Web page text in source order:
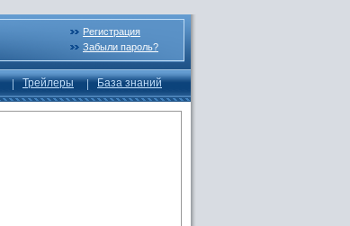
Регистрация
Забыли пароль?
Трейлеры База знаний